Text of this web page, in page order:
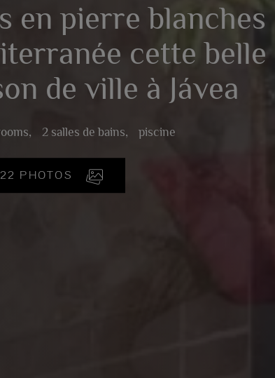
en pierre blanches
cette belle
de ville à Jávea
2 salles de bains, piscine
PHOTOS